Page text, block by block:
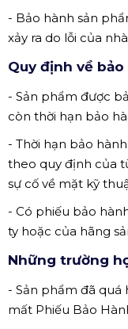
- Bảo hành sản
xảy ra do lỗi của
Quy định về bảo
- Sản phẩm được
còn thời hạn bảo
- Thời hạn bảo
theo quy định của
sự cố về mặt kỹ
- Có phiếu bảo
ty hoặc của hãng
Những trường
- Sản phẩm đã
mất Phiếu Bảo